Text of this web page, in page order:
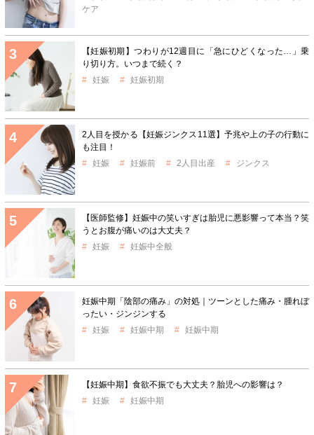
ケア
【妊娠初期】つわりが12週目に「急にひどくなった…」乗
り切り方。いつまで続く？
妊娠
妊娠初期
2人目を授かる【妊娠ジンクス11選】予兆や上の子の行動に
も注目！
妊娠
妊娠前 2人目出産 ジンクス
【医師監修】妊娠中の笑いすぎは胎児に悪影響って本当？笑
うとお腹が痛いのは大丈夫？
妊娠
妊娠中全般
妊娠中期「陰部の痛み」の対処｜ツーンとした痛み・腫れぼ
ったい・ジンジンする
妊娠
妊娠中期 妊娠中期
【妊娠中期】食欲不振でも大丈夫？胎児への影響は？
妊娠
妊娠中期